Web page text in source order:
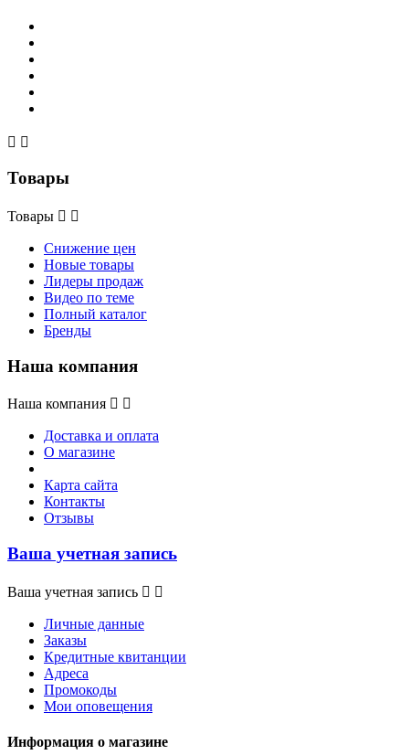
 
Товары
Товары  
Снижение цен
Новые товары
Лидеры продаж
Видео по теме
Полный каталог
Бренды
Наша компания
Наша компания  
Доставка и оплата
О магазине
Карта сайта
Контакты
Отзывы
Ваша учетная запись
Ваша учетная запись  
Личные данные
Заказы
Кредитные квитанции
Адреса
Промокоды
Мои оповещения
Информация о магазине